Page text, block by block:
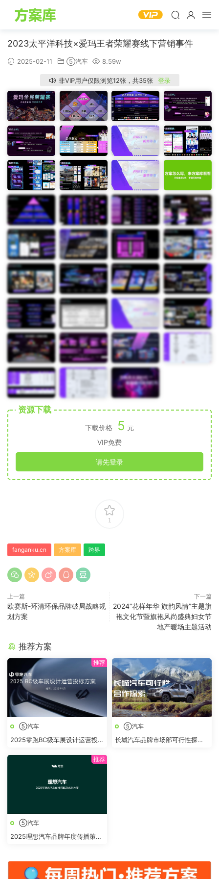
2023太平洋科技×爱玛王者荣耀赛线下营销事件
2025-02-11 ⑤汽车 8.59w
非VIP用户仅限浏览12张，共35张 登录
资源下载
下载价格 5 元
VIP免费
请先登录
1
fanganku.cn 方案库 跨界
上一篇
欧赛斯-环清环保品牌破局战略规
划方案
下一篇
2024“花样年华 旗韵风情”主题旗
袍文化节暨旗袍风尚盛典妇女节
地产暖场主题活动
推荐方案
⑤汽车
2025零跑BC级车展设计运营投标
⑤汽车
长城汽车品牌市场部可行性探索
⑤汽车
2025理想汽车品牌年度传播策略